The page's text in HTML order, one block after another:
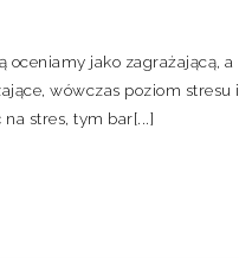
jako zagrażającą, a
wówczas poziom stresu i
stres, tym bar[...]